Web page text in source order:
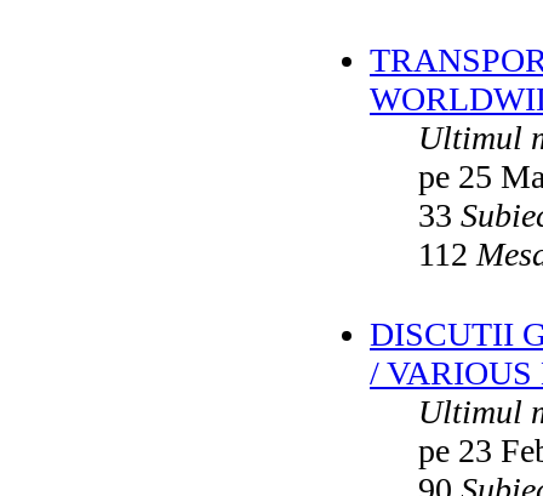
Ultimul
pe 25
33
112
DISCUTII
/ VARIOUS
Ultimul
pe 23